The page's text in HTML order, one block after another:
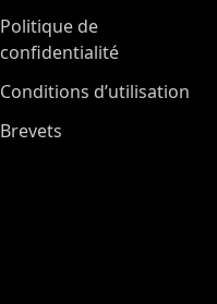
Politique de
confidentialité
Conditions d’utilisation
Brevets